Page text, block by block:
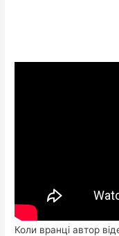
Коли вранці автор